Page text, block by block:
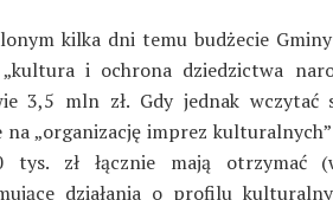
kilka dni temu budżecie
i ochrona dziedzictwa
3,5 mln zł. Gdy jednak wczytać
na „organizację imprez
tys. zł łącznie mają otrzymać
działania o profilu